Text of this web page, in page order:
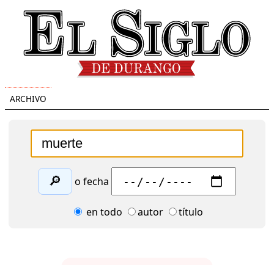
ARCHIVO
🔎 o fecha
en todo autor título